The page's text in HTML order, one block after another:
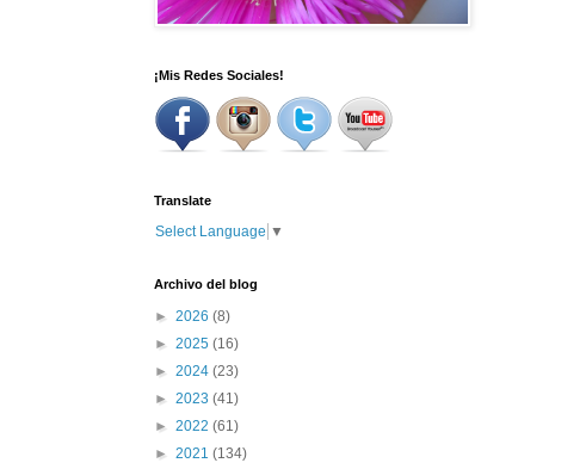
¡Mis Redes Sociales!
Translate
Select Language ▼
Archivo del blog
► 2026 (8)
► 2025 (16)
► 2024 (23)
► 2023 (41)
► 2022 (61)
► 2021 (134)